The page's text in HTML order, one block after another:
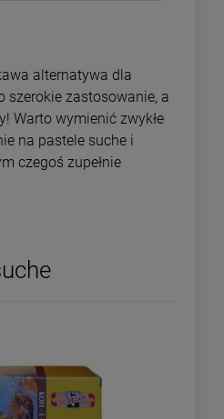
alternatywa dla
szerokie zastosowanie, a
Warto wymienić zwykłe
na pastele suche i
czegoś zupełnie